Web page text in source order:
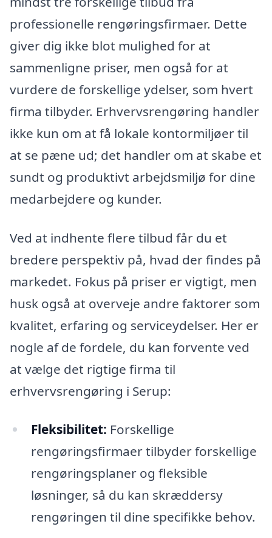
professionelle rengøringsfirmaer. Dette
giver dig ikke blot mulighed for at
sammenligne priser, men også for at
vurdere de forskellige ydelser, som hvert
firma tilbyder. Erhvervsrengøring handler
ikke kun om at få lokale kontormiljøer til
at se pæne ud; det handler om at skabe et
sundt og produktivt arbejdsmiljø for dine
medarbejdere og kunder.
Ved at indhente flere tilbud får du et
bredere perspektiv på, hvad der findes på
markedet. Fokus på priser er vigtigt, men
husk også at overveje andre faktorer som
kvalitet, erfaring og serviceydelser. Her er
nogle af de fordele, du kan forvente ved
at vælge det rigtige firma til
erhvervsrengøring i Serup:
Fleksibilitet: Forskellige
rengøringsfirmaer tilbyder forskellige
rengøringsplaner og fleksible
løsninger, så du kan skræddersy
rengøringen til dine specifikke behov.